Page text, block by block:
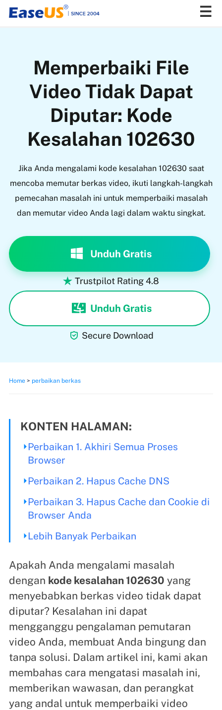
Memperbaiki File
Video Tidak Dapat
Diputar: Kode
Kesalahan 102630
Jika Anda mengalami kode kesalahan 102630 saat
mencoba memutar berkas video, ikuti langkah-langkah
pemecahan masalah ini untuk memperbaiki masalah
dan memutar video Anda lagi dalam waktu singkat.
Unduh Gratis
 Trustpilot Rating 4.8
Unduh Gratis
 Secure Download
Home> perbaikan berkas
KONTEN HALAMAN:
Perbaikan 1. Akhiri Semua Proses
Browser
Perbaikan 2. Hapus Cache DNS
Perbaikan 3. Hapus Cache dan Cookie di
Browser Anda
Lebih Banyak Perbaikan
Apakah Anda mengalami masalah
dengan kode kesalahan 102630 yang
menyebabkan berkas video tidak dapat
diputar? Kesalahan ini dapat
mengganggu pengalaman pemutaran
video Anda, membuat Anda bingung dan
tanpa solusi. Dalam artikel ini, kami akan
membahas cara mengatasi masalah ini,
memberikan wawasan, dan perangkat
yang andal untuk memperbaiki video